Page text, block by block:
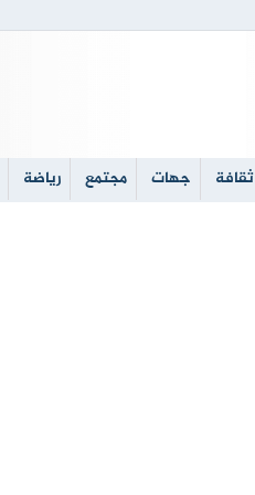
ثقافة جهات مجتمع رياضة